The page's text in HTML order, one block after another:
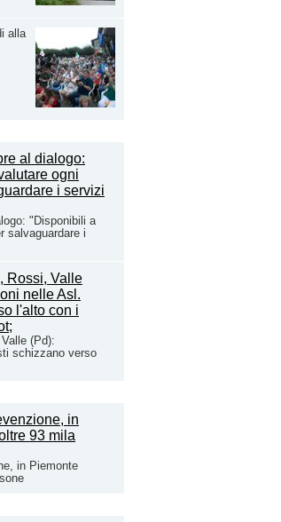
alla
"Disponibili a
salvaguardare i
(Pd):
schizzano verso
in Piemonte